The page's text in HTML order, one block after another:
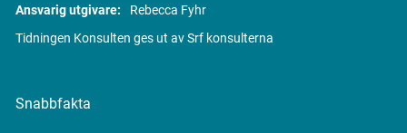
Ansvarig utgivare:
Rebecca Fyhr
Tidningen Konsulten ges ut av Srf konsulterna
Snabbfakta